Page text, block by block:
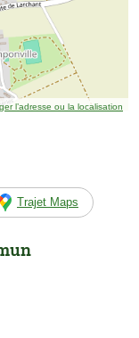
l’adresse ou la localisation
Trajet Maps